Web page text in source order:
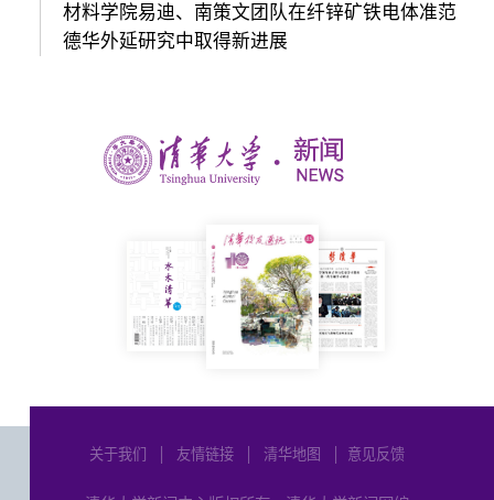
材料学院易迪、南策文团队在纤锌矿铁电体准范
德华外延研究中取得新进展
关于我们 友情链接 清华地图 意见反馈